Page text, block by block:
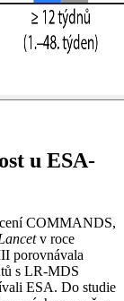
u ESA-
COMMANDS,
v roce
porovnávala
s LR-MDS
ESA. Do studie